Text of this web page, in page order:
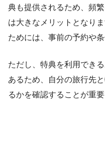
典も提供されるため、頻
は大きなメリットとなり
ためには、事前の予約や
ただし、特典を利用でき
あるため、自分の旅行先
るかを確認することが重要